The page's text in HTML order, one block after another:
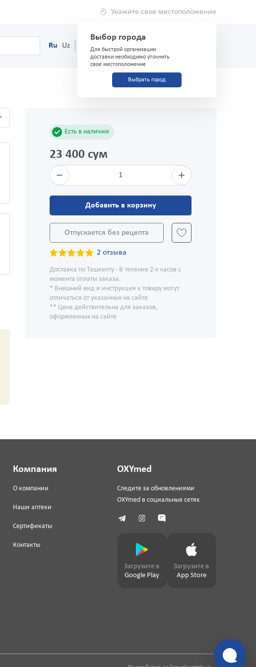
Укажите свое местоположение
Выбор города
Для быстрой организации
доставки необходимо уточнить
свое местоположение
Выбрать город
Ru Uz (71) 200-03-03
Есть в наличии
23 400 сум
1
Добавить в корзину
Отпускается без рецепта
2 отзыва
Доставка по Ташкенту - В течение 2-х часов с
момента оплаты заказа.
* Внешний вид и инструкция к товару могут
отличаться от указанных на сайте
** Цена действительна для заказов,
оформленных на сайте
Компания
О компании
Наши аптеки
Сертификаты
Контакты
OXYmed
Следите за обновлениями
OXYmed в социальных сетях
Загрузите в
Google Play
Загрузите в
App Store